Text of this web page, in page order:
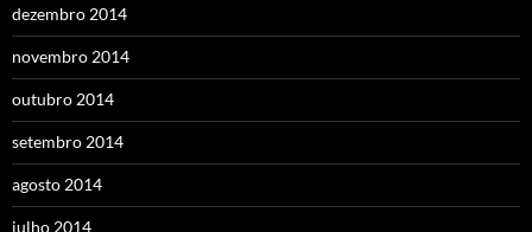
dezembro 2014
novembro 2014
outubro 2014
setembro 2014
agosto 2014
julho 2014